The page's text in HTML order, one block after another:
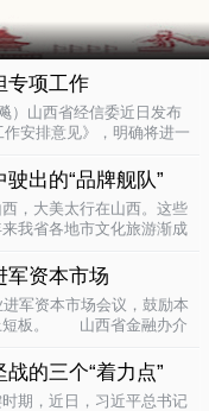
专项工作
）山西省经信委近日发布
作安排意见》，明确将进一
出的“品牌舰队”
，大美太行在山西。这些
我省各地市文化旅游渐成
军资本市场
军资本市场会议，鼓励本
短板。 山西省金融办介
的三个“着力点”
期，近日，习近平总书记